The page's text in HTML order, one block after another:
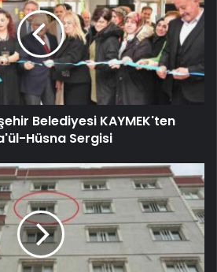
Belediyesi KAYMEK'ten
Hüsna Sergisi